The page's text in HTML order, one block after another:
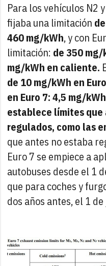
Para los vehículos N2
fijaba una limitación
460 mg/kWh, y con
limitación: de 350
mg/kWh en caliente.
de 10 mg/kWh en
en Euro 7: 4,5 mg/kWh
establece límites
regulados, como las
que antes no estaba
Euro 7 se empiece a
autobuses desde el 1
que para coches y
dos años antes, el 1